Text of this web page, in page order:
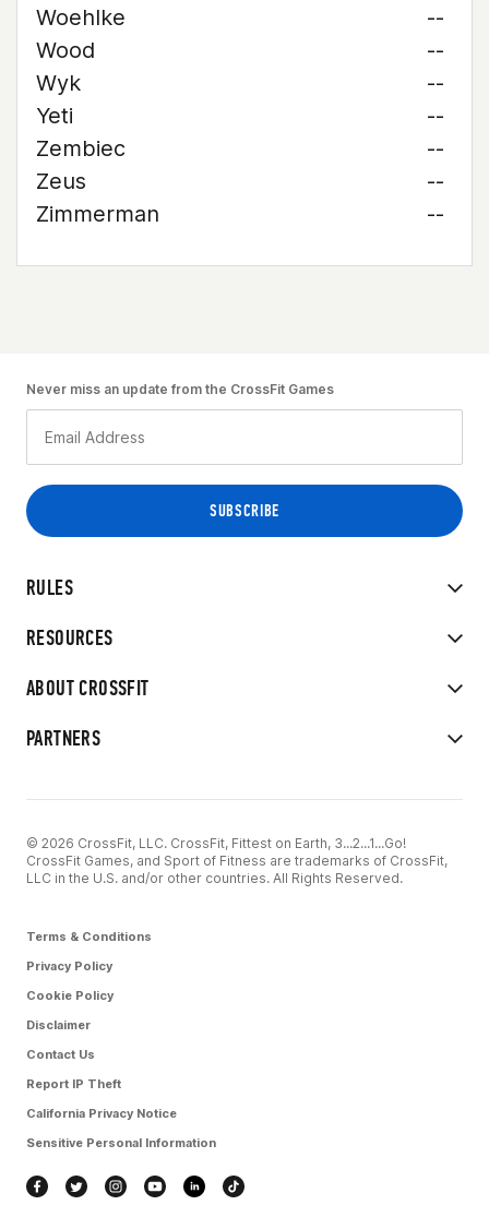
Woehlke
--
Wood
--
Wyk
--
Yeti
--
Zembiec
--
Zeus
--
Zimmerman
--
RULES
RESOURCES
ABOUT CROSSFIT
PARTNERS
Never miss an update from the CrossFit Games
© 2026 CrossFit, LLC. CrossFit, Fittest on Earth, 3...2...1...Go!
CrossFit Games, and Sport of Fitness are trademarks of CrossFit,
LLC in the U.S. and/or other countries. All Rights Reserved.
Terms & Conditions
Privacy Policy
Cookie Policy
Disclaimer
Contact Us
Report IP Theft
California Privacy Notice
Sensitive Personal Information